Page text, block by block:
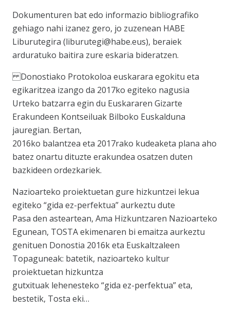
Dokumenturen bat edo informazio bibliografiko
gehiago nahi izanez gero, jo zuzenean HABE
Liburutegira (liburutegi@habe.eus), beraiek
arduratuko baitira zure eskaria bideratzen.
Donostiako Protokoloa euskarara egokitu eta
egikaritzea izango da 2017ko egiteko nagusia
Urteko batzarra egin du Euskararen Gizarte
Erakundeen Kontseiluak Bilboko Euskalduna
jauregian. Bertan,
2016ko balantzea eta 2017rako kudeaketa plana aho
batez onartu dituzte erakundea osatzen duten
bazkideen ordezkariek.
Nazioarteko proiektuetan gure hizkuntzei lekua
egiteko “gida ez-perfektua” aurkeztu dute
Pasa den asteartean, Ama Hizkuntzaren Nazioarteko
Egunean, TOSTA ekimenaren bi emaitza aurkeztu
genituen Donostia 2016k eta Euskaltzaleen
Topaguneak: batetik, nazioarteko kultur
proiektuetan hizkuntza
gutxituak lehenesteko “gida ez-perfektua” eta,
bestetik, Tosta eki…